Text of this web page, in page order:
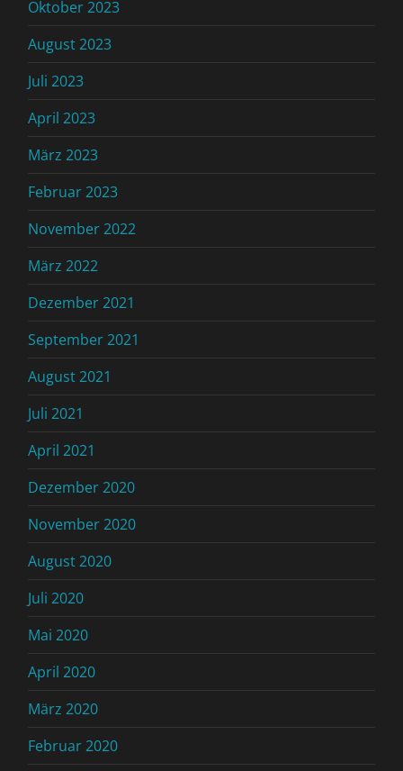
Oktober 2023
August 2023
Juli 2023
April 2023
März 2023
Februar 2023
November 2022
März 2022
Dezember 2021
September 2021
August 2021
Juli 2021
April 2021
Dezember 2020
November 2020
August 2020
Juli 2020
Mai 2020
April 2020
März 2020
Februar 2020